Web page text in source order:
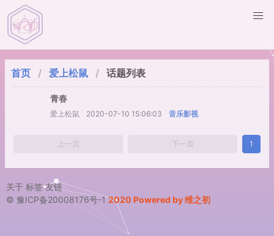
首页 爱上松鼠 话题列表
青春
爱上松鼠 2020-07-10 15:06:03 音乐影视
上一页 下一页 1
关于 标签 友链
© 豫ICP备20008176号-12020 Powered by 维之初